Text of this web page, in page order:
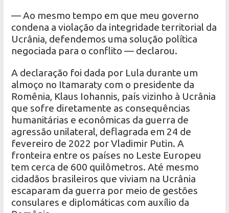
— Ao mesmo tempo em que meu governo
condena a violação da integridade territorial da
Ucrânia, defendemos uma solução política
negociada para o conflito — declarou.
A declaração foi dada por Lula durante um
almoço no Itamaraty com o presidente da
Romênia, Klaus Iohannis, país vizinho à Ucrânia
que sofre diretamente as consequências
humanitárias e econômicas da guerra de
agressão unilateral, deflagrada em 24 de
fevereiro de 2022 por Vladimir Putin. A
fronteira entre os países no Leste Europeu
tem cerca de 600 quilômetros. Até mesmo
cidadãos brasileiros que viviam na Ucrânia
escaparam da guerra por meio de gestões
consulares e diplomáticas com auxílio da